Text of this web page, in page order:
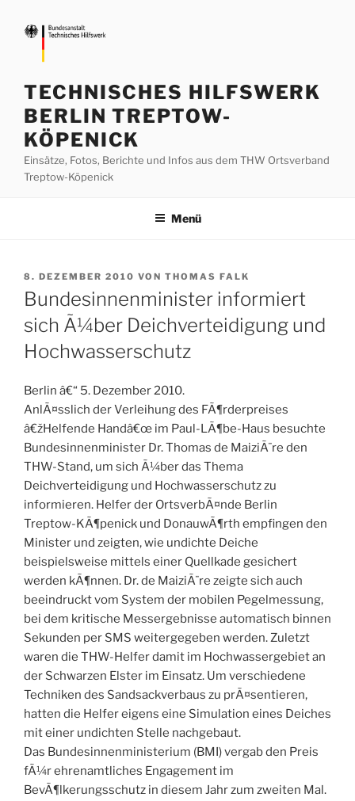
Inhalt
springen
TECHNISCHES HILFSWERK
BERLIN TREPTOW-
KÖPENICK
Einsätze, Fotos, Berichte und Infos aus dem THW Ortsverband
Treptow-Köpenick
Menü
VERÖFFENTLICHT
AM
8. DEZEMBER 2010 VON THOMAS FALK
Bundesinnenminister informiert
sich Ã¼ber Deichverteidigung und
Hochwasserschutz
Berlin â€“ 5. Dezember 2010.
AnlÃ¤sslich der Verleihung des FÃ¶rderpreises
â€žHelfende Handâ€œ im Paul-LÃ¶be-Haus besuchte
Bundesinnenminister Dr. Thomas de MaiziÃ¨re den
THW-Stand, um sich Ã¼ber das Thema
Deichverteidigung und Hochwasserschutz zu
informieren. Helfer der OrtsverbÃ¤nde Berlin
Treptow-KÃ¶penick und DonauwÃ¶rth empfingen den
Minister und zeigten, wie undichte Deiche
beispielsweise mittels einer Quellkade gesichert
werden kÃ¶nnen. Dr. de MaiziÃ¨re zeigte sich auch
beeindruckt vom System der mobilen Pegelmessung,
bei dem kritische Messergebnisse automatisch binnen
Sekunden per SMS weitergegeben werden. Zuletzt
waren die THW-Helfer damit im Hochwassergebiet an
der Schwarzen Elster im Einsatz. Um verschiedene
Techniken des Sandsackverbaus zu prÃ¤sentieren,
hatten die Helfer eigens eine Simulation eines Deiches
mit einer undichten Stelle nachgebaut.
Das Bundesinnenministerium (BMI) vergab den Preis
fÃ¼r ehrenamtliches Engagement im
BevÃ¶lkerungsschutz in diesem Jahr zum zweiten Mal.